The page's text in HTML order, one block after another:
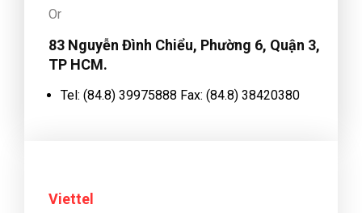
Or
83 Nguyễn Đình Chiểu, Phường 6, Quận 3,
TP HCM.
Tel: (84.8) 39975888 Fax: (84.8) 38420380
Viettel